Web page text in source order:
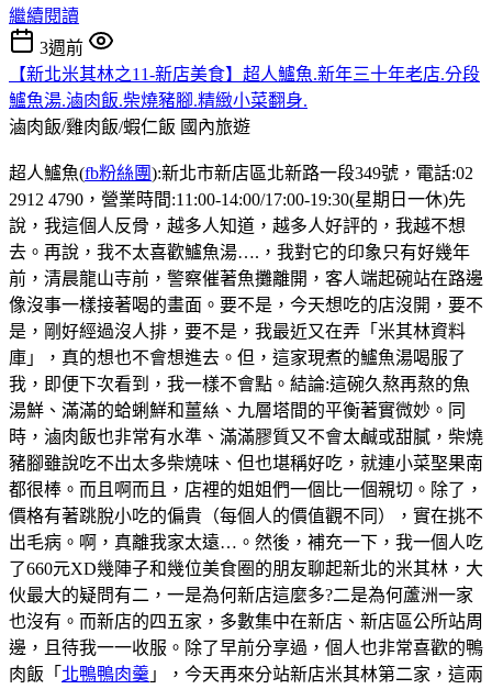
繼續閱讀
3週前
【新北米其林之11-新店美食】超人鱸魚.新年三十年老店.分段
鱸魚湯.滷肉飯.柴燒豬腳.精緻小菜翻身.
滷肉飯/雞肉飯/蝦仁飯 國內旅遊
超人鱸魚(fb粉絲團):新北市新店區北新路一段349號，電話:02
2912 4790，營業時間:11:00-14:00/17:00-19:30(星期日一休)先
說，我這個人反骨，越多人知道，越多人好評的，我越不想
去。再說，我不太喜歡鱸魚湯….，我對它的印象只有好幾年
前，清晨龍山寺前，警察催著魚攤離開，客人端起碗站在路邊
像沒事一樣接著喝的畫面。要不是，今天想吃的店沒開，要不
是，剛好經過沒人排，要不是，我最近又在弄「米其林資料
庫」，真的想也不會想進去。但，這家現煮的鱸魚湯喝服了
我，即便下次看到，我一樣不會點。結論:這碗久熬再熬的魚
湯鮮、滿滿的蛤蜊鮮和薑𢇃、九層塔間的平衡著實微妙。同
時，滷肉飯也非常有水準、滿滿膠質又不會太鹹或甜膩，柴燒
豬腳雖說吃不出太多柴燒味、但也堪稱好吃，就連小菜埾果南
都很棒。而且啊而且，店裡的姐姐們一個比一個親切。除了，
價格有著跳脫小吃的偏貴（每個人的價值觀不同），實在挑不
出毛病。啊，真離我家太遠…。然後，補充一下，我一個人吃
了660元XD幾陣子和幾位美食圈的朋友聊起新北的米其林，大
伙最大的疑問有二，一是為何新店這麼多?二是為何蘆洲一家
也沒有。而新店的四五家，多數集中在新店、新店區公所站周
邊，且待我一一收服。除了早前分享過，個人也非常喜歡的鴨
肉飯「 北鴨鴨肉羹 」，今天再來分站新店米其林第二家，這兩